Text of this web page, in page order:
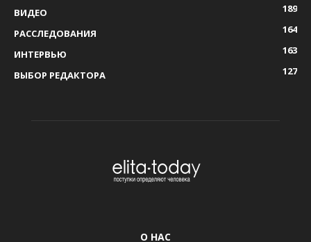
ВИДЕО
189
РАССЛЕДОВАНИЯ
164
ИНТЕРВЬЮ
163
ВЫБОР РЕДАКТОРА
127
О НАС